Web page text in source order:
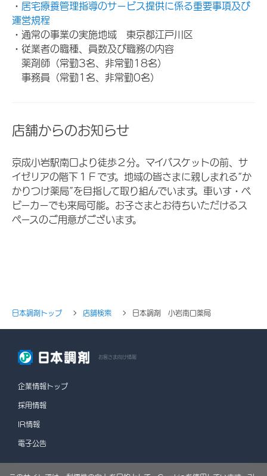
・ 居宅療養管理指導のサービス提供に係る重要事項及び
運営規程
・通常の事業の実施地域 東京都江戸川区
・従業者の職種、員数及び職務の内容
薬剤師（常勤3名、非常勤18名）
事務員（常勤1名、非常勤0名）
店舗からのお知らせ
京成小岩駅南口より徒歩２分。マイバスケットの前、サ
イゼリアの階下１Ｆです。地域の皆さまに親しまれる“か
かりつけ薬局”を目指して取り組んでいます。車いす・ベ
ビーカーでも来局可能。お子さまとお待ちいただけるス
ペースのご用意がございます。
日本調剤トップ 店舗検索 日本調剤 小岩南口薬局
お客さま向け情報
企業情報トップ
採用情報
IR情報
電子公告